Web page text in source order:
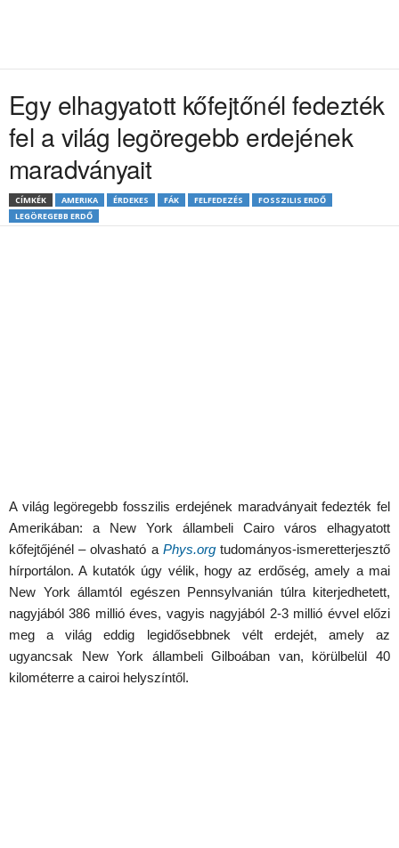
Egy elhagyatott kőfejtőnél fedezték
fel a világ legöregebb erdejének
maradványait
CÍMKÉK AMERIKA ÉRDEKES FÁK FELFEDEZÉS
FOSSZILIS ERDŐ
LEGÖREGEBB ERDŐ
A világ legöregebb fosszilis erdejének maradványait fedezték fel
Amerikában: a New York állambeli Cairo város elhagyatott
kőfejtőjénél – olvasható a Phys.orgtudományos-ismeretterjesztő
hírportálon. A kutatók úgy vélik, hogy az erdőség, amely a mai
New York államtól egészen Pennsylvanián túlra kiterjedhetett,
nagyjából 386 millió éves, vagyis nagyjából 2-3 millió évvel előzi
meg a világ eddig legidősebbnek vélt erdejét, amely az
ugyancsak New York állambeli Gilboában van, körülbelül 40
kilométerre a cairoi helyszíntől.